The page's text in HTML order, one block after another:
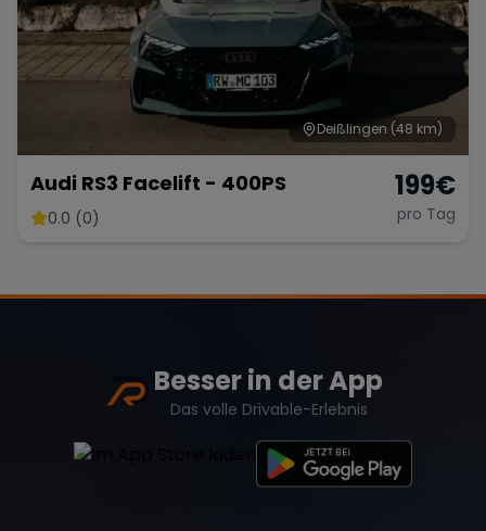
Deißlingen (48 km)
Audi RS3 Facelift - 400PS
0.0 (0)
199€
pro Tag
Besser in der App
Das volle Drivable-Erlebnis